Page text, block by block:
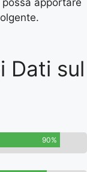
apportare
Dati sul
90%